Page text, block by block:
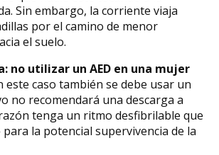
Sin embargo, la corriente viaja
por el camino de menor
el suelo.
no utilizar un AED en una mujer
este caso también se debe usar un
no recomendará una descarga a
tenga un ritmo desfibrilable que
la potencial supervivencia de la